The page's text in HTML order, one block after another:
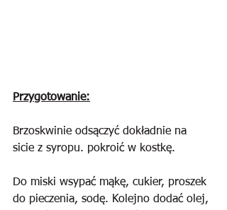
Przygotowanie:
Brzoskwinie odsączyć dokładnie na
sicie z syropu. pokroić w kostkę.
Do miski wsypać mąkę, cukier, proszek
do pieczenia, sodę. Kolejno dodać olej,